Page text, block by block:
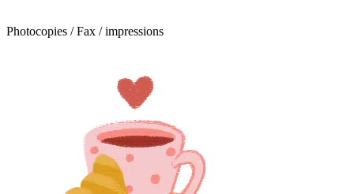
Photocopies / Fax / impressions